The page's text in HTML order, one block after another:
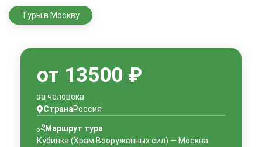
Туры в Москву
от 13500 ₽
за человека
СтранаРоссия
Маршрут тура
Кубинка (Храм Вооруженных сил) — Москва